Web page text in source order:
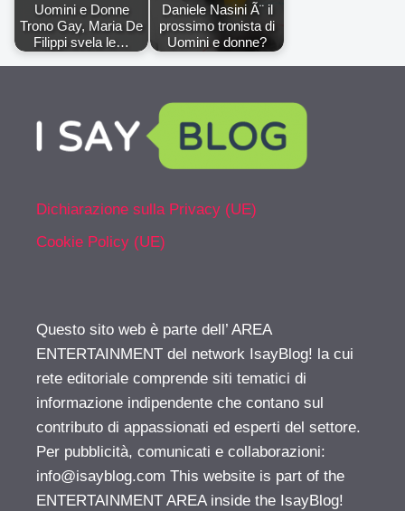
Uomini e Donne
Trono Gay, Maria De
Filippi svela le…
Daniele Nasini Ã¨ il
prossimo tronista di
Uomini e donne?
Dichiarazione sulla Privacy (UE)
Cookie Policy (UE)
Questo sito web è parte dell’ AREA
ENTERTAINMENT del network IsayBlog! la cui
rete editoriale comprende siti tematici di
informazione indipendente che contano sul
contributo di appassionati ed esperti del settore.
Per pubblicità, comunicati e collaborazioni:
info@isayblog.com This website is part of the
ENTERTAINMENT AREA inside the IsayBlog!